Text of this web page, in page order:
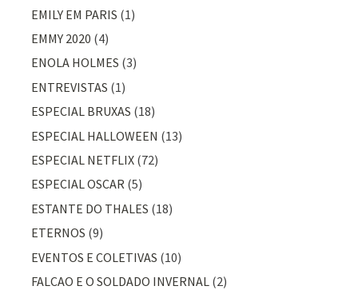
EMILY EM PARIS (1)
EMMY 2020 (4)
ENOLA HOLMES (3)
ENTREVISTAS (1)
ESPECIAL BRUXAS (18)
ESPECIAL HALLOWEEN (13)
ESPECIAL NETFLIX (72)
ESPECIAL OSCAR (5)
ESTANTE DO THALES (18)
ETERNOS (9)
EVENTOS E COLETIVAS (10)
FALCAO E O SOLDADO INVERNAL (2)